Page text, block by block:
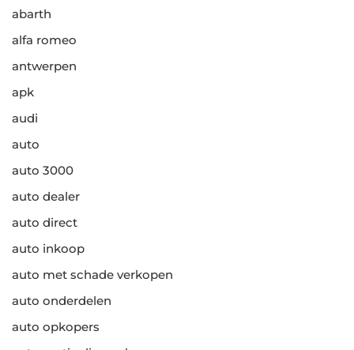
abarth
alfa romeo
antwerpen
apk
audi
auto
auto 3000
auto dealer
auto direct
auto inkoop
auto met schade verkopen
auto onderdelen
auto opkopers